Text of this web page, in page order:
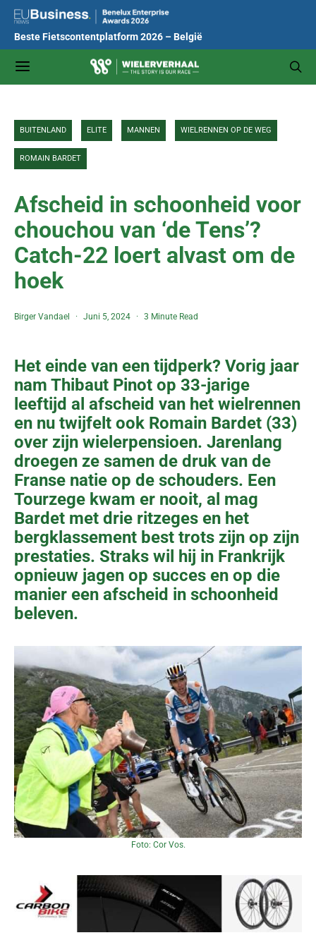
Beste Fietscontentplatform 2026 – België
BUITENLAND ELITE MANNEN WIELRENNEN OP DE WEG
ROMAIN BARDET
Afscheid in schoonheid voor
chouchou van ‘de Tens’?
Catch-22 loert alvast om de
hoek
Birger Vandael Juni 5, 2024 3 Minute Read
Het einde van een tijdperk? Vorig jaar
nam Thibaut Pinot op 33-jarige
leeftijd al afscheid van het wielrennen
en nu twijfelt ook Romain Bardet (33)
over zijn wielerpensioen. Jarenlang
droegen ze samen de druk van de
Franse natie op de schouders. Een
Tourzege kwam er nooit, al mag
Bardet met drie ritzeges en het
bergklassement best trots zijn op zijn
prestaties. Straks wil hij in Frankrijk
opnieuw jagen op succes en op die
manier een afscheid in schoonheid
beleven.
Foto: Cor Vos.